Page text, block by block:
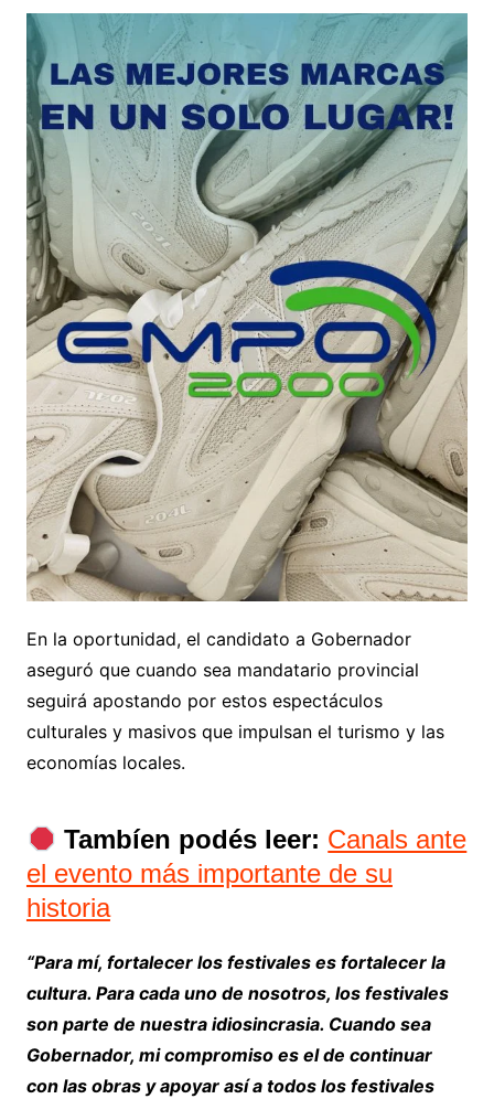
En la oportunidad, el candidato a Gobernador
aseguró que cuando sea mandatario provincial
seguirá apostando por estos espectáculos
culturales y masivos que impulsan el turismo y las
economías locales.
Tambíen podés leer: Canals ante
el evento más importante de su
historia
“Para mí, fortalecer los festivales es fortalecer la
cultura. Para cada uno de nosotros, los festivales
son parte de nuestra idiosincrasia. Cuando sea
Gobernador, mi compromiso es el de continuar
con las obras y apoyar así a todos los festivales